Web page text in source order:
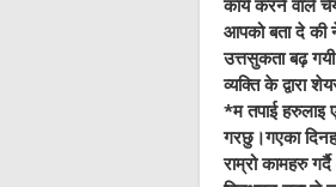
कार्य करने वाले
आपको बता दे की
उत्तसुकता बढ़
व्यक्ति के द्वारा
*म तपाई हरुलाइ
गरछु।गएका
राम्रो कामहरु